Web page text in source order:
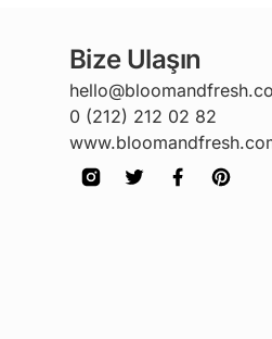
Bize Ulaşın
0 (212) 212 02 82